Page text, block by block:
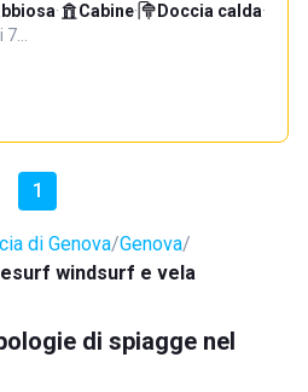
· Cabine· Doccia calda·
1
di Genova Genova
windsurf e vela
di spiagge nel